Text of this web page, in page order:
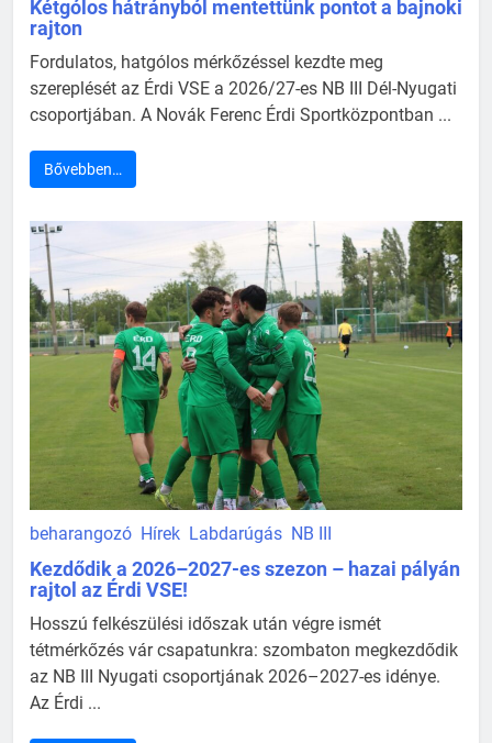
Kétgólos hátrányból mentettünk pontot a bajnoki
rajton
Fordulatos, hatgólos mérkőzéssel kezdte meg
szereplését az Érdi VSE a 2026/27-es NB III Dél-Nyugati
csoportjában. A Novák Ferenc Érdi Sportközpontban ...
Bővebben…
beharangozó Hírek Labdarúgás NB III
Kezdődik a 2026–2027-es szezon – hazai pályán
rajtol az Érdi VSE!
Hosszú felkészülési időszak után végre ismét
tétmérkőzés vár csapatunkra: szombaton megkezdődik
az NB III Nyugati csoportjának 2026–2027-es idénye.
Az Érdi ...